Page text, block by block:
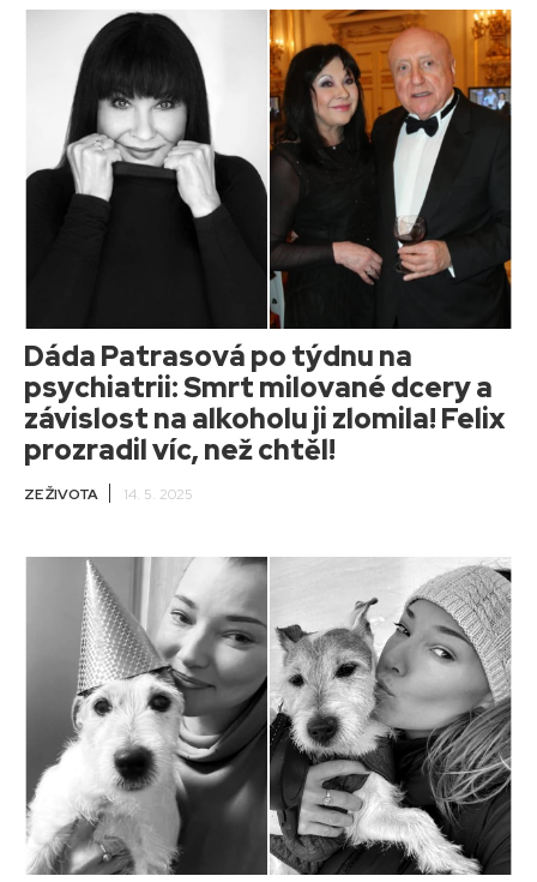
Dáda Patrasová po týdnu na
psychiatrii: Smrt milované dcery a
závislost na alkoholu ji zlomila! Felix
prozradil víc, než chtěl!
ZE ŽIVOTA 14. 5. 2025